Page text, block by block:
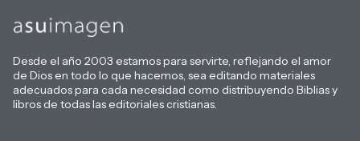
Desde el año 2003 estamos para servirte, reflejando el amor
de Dios en todo lo que hacemos, sea editando materiales
adecuados para cada necesidad como distribuyendo Biblias y
libros de todas las editoriales cristianas.